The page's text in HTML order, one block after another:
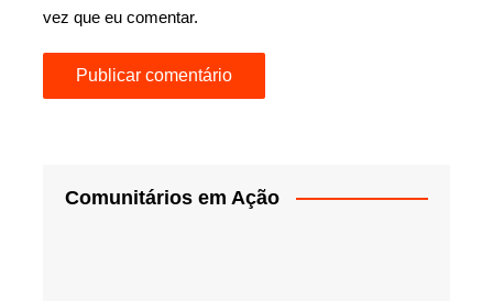
vez que eu comentar.
Comunitários em Ação